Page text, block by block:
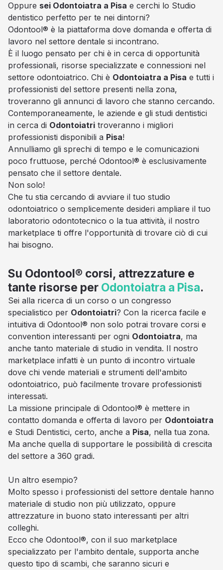
Oppure sei Odontoiatra a Pisa e cerchi lo Studio
dentistico perfetto per te nei dintorni?
Odontool® è la piattaforma dove domanda e offerta di
lavoro nel settore dentale si incontrano.
È il luogo pensato per chi è in cerca di opportunità
professionali, risorse specializzate e connessioni nel
settore odontoiatrico. Chi è Odontoiatra a Pisa e tutti i
professionisti del settore presenti nella zona,
troveranno gli annunci di lavoro che stanno cercando.
Contemporaneamente, le aziende e gli studi dentistici
in cerca di Odontoiatri troveranno i migliori
professionisti disponibili a Pisa!
Annulliamo gli sprechi di tempo e le comunicazioni
poco fruttuose, perché Odontool® è esclusivamente
pensato che il settore dentale.
Non solo!
Che tu stia cercando di avviare il tuo studio
odontoiatrico o semplicemente desideri ampliare il tuo
laboratorio odontotecnico o la tua attività, il nostro
marketplace ti offre l'opportunità di trovare ciò di cui
hai bisogno.
Su Odontool® corsi, attrezzature e
tante risorse per Odontoiatra a Pisa.
Sei alla ricerca di un corso o un congresso
specialistico per Odontoiatri? Con la ricerca facile e
intuitiva di Odontool® non solo potrai trovare corsi e
convention interessanti per ogni Odontoiatra, ma
anche tanto materiale di studio in vendita. Il nostro
marketplace infatti è un punto di incontro virtuale
dove chi vende materiali e strumenti dell'ambito
odontoiatrico, può facilmente trovare professionisti
interessati.
La missione principale di Odontool® è mettere in
contatto domanda e offerta di lavoro per Odontoiatra
e Studi Dentistici, certo, anche a Pisa, nella tua zona.
Ma anche quella di supportare le possibilità di crescita
del settore a 360 gradi.
Un altro esempio?
Molto spesso i professionisti del settore dentale hanno
materiale di studio non più utilizzato, oppure
attrezzature in buono stato interessanti per altri
colleghi.
Ecco che Odontool®, con il suo marketplace
specializzato per l'ambito dentale, supporta anche
questo tipo di scambi, che saranno sicuri e